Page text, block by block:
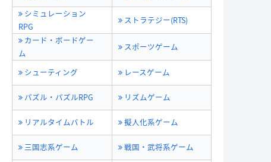
シミュレーション
RPG
ストラテジー(RTS)
カード・ボードゲー
ム
スポーツゲーム
シューティング レースゲーム
パズル・パズルRPG リズムゲーム
リアルタイムバトル 擬人化系ゲーム
三国志系ゲーム 戦国・武将系ゲーム